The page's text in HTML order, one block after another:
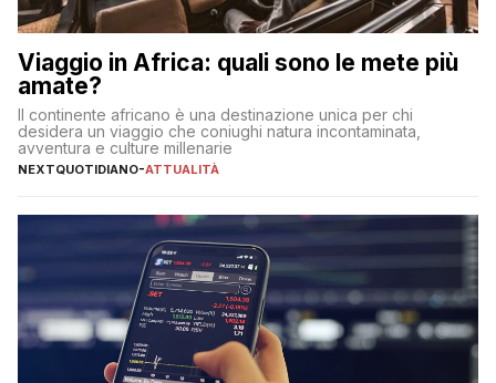
Viaggio in Africa: quali sono le mete più
amate?
Il continente africano è una destinazione unica per chi
desidera un viaggio che coniughi natura incontaminata,
avventura e culture millenarie
NEXTQUOTIDIANO-ATTUALITÀ